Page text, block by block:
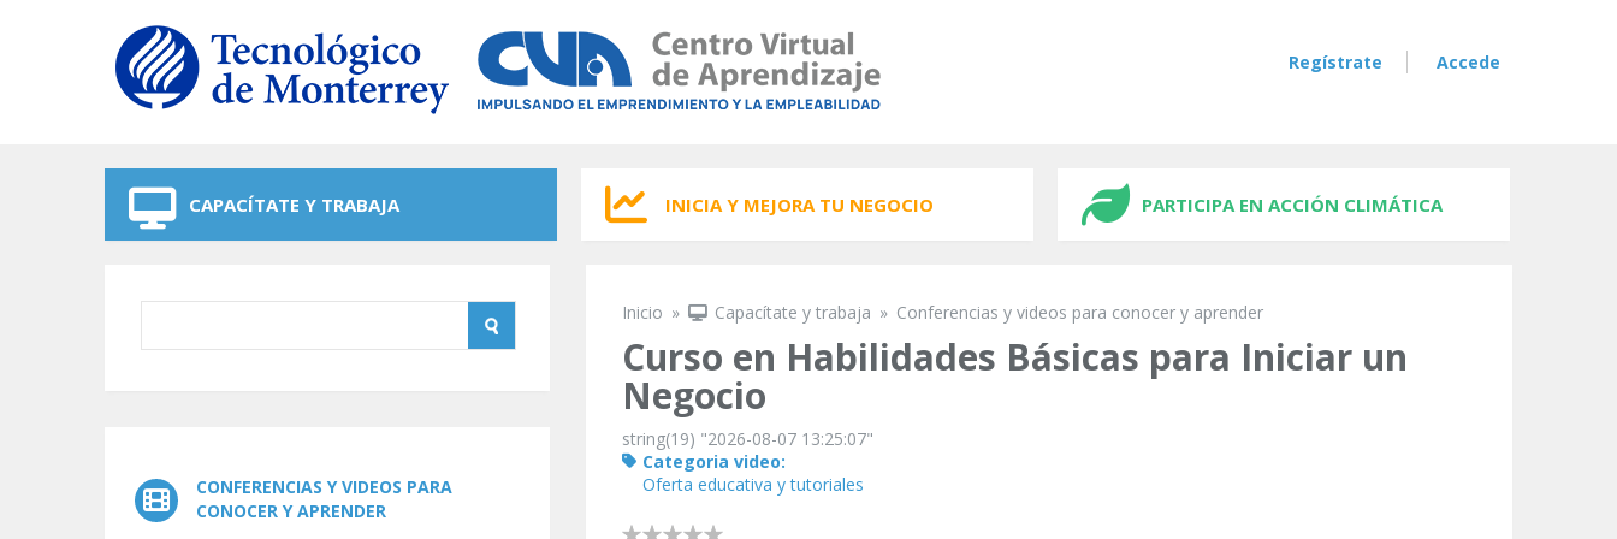
Regístrate Accede
CAPACÍTATE Y TRABAJA INICIA Y MEJORA TU NEGOCIO PARTICIPA EN ACCIÓN CLIMÁTICA
CONFERENCIAS Y VIDEOS PARA
CONOCER Y APRENDER
Se encuentra usted aquí
Inicio » Capacítate y trabaja » Conferencias y videos para conocer y aprender
Curso en Habilidades Básicas para Iniciar un
Negocio
string(19) "2026-08-07 13:25:07"
Categoria video:
Oferta educativa y tutoriales